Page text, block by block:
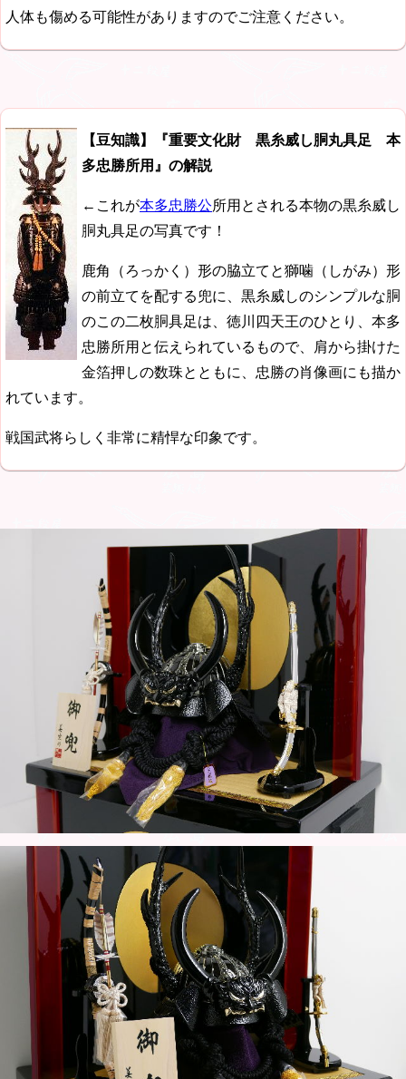
人体も傷める可能性がありますのでご注意ください。
【豆知識】『重要文化財 黒糸威し胴丸具足 本
多忠勝所用』の解説
←これが本多忠勝公所用とされる本物の黒糸威し
胴丸具足の写真です！
鹿角（ろっかく）形の脇立てと獅噛（しがみ）形
の前立てを配する兜に、黒糸威しのシンプルな胴
のこの二枚胴具足は、徳川四天王のひとり、本多
忠勝所用と伝えられているもので、肩から掛けた
金箔押しの数珠とともに、忠勝の肖像画にも描か
れています。
戦国武将らしく非常に精悍な印象です。